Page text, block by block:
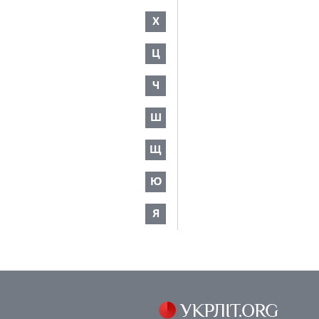
Х
Ц
Ч
Ш
Щ
Ю
Я